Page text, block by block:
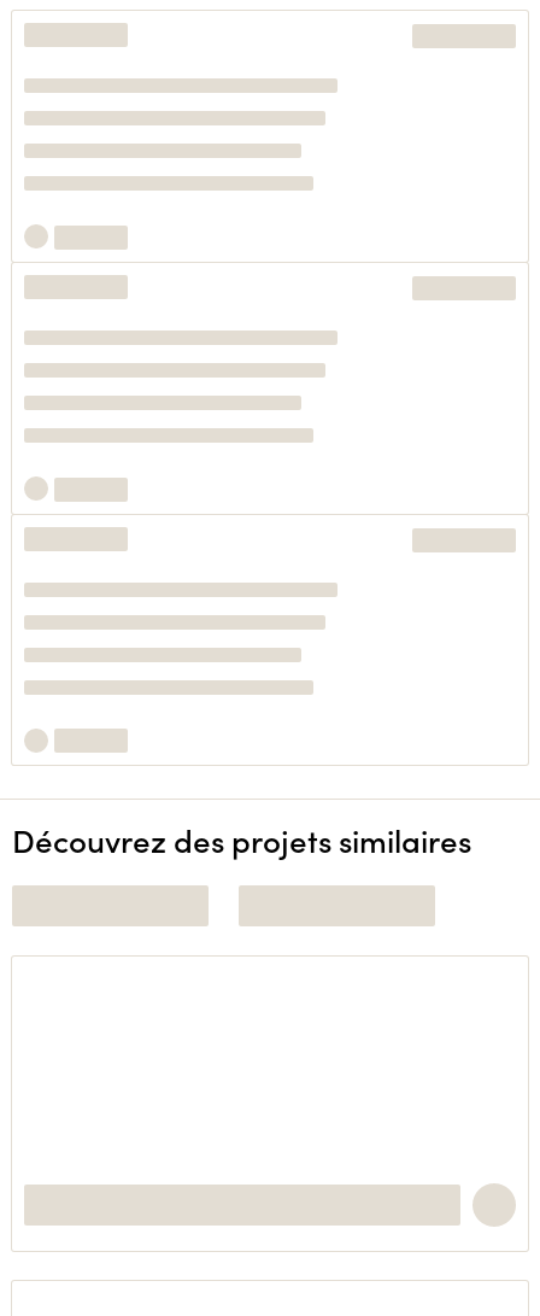
Découvrez des projets similaires